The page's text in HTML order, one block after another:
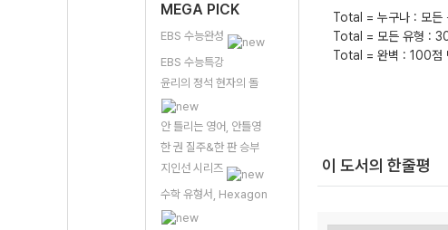
MEGA PICK
EBS 수능완성
EBS 수능특강
윤리의 정석 현자의 돌
안 틀리는 영어, 안틀영
한 권 질주&한 판 승부
지인선 시리즈
수학 유형서, Hexagon
Total = 누구나 : 모든
Total = 모든 유형 :
Total = 완벽 : 100점
이 도서의 한줄평